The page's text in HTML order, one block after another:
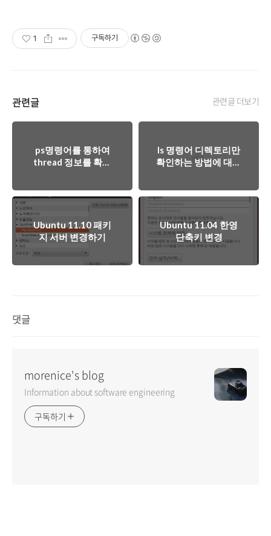
1 구독하기
관련글 관련글 더보기
ps명령어를 통하여
thread 정보를 확인
ls 명령어 디렉토리만
확인하는 방법에 대하
Ubuntu 11.10 패키
지 서버 변경하기
Ubuntu 11.04 한영
단축키 변경
댓글
morenice's blog
Information about software engineering
구독하기